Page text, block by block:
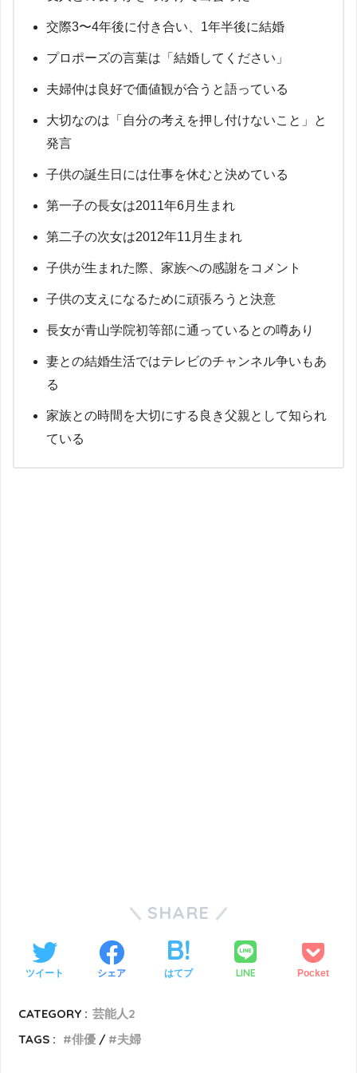
交際3〜4年後に付き合い、1年半後に結婚
プロポーズの言葉は「結婚してください」
夫婦仲は良好で価値観が合うと語っている
大切なのは「自分の考えを押し付けないこと」と
発言
子供の誕生日には仕事を休むと決めている
第一子の長女は2011年6月生まれ
第二子の次女は2012年11月生まれ
子供が生まれた際、家族への感謝をコメント
子供の支えになるために頑張ろうと決意
長女が青山学院初等部に通っているとの噂あり
妻との結婚生活ではテレビのチャンネル争いもあ
る
家族との時間を大切にする良き父親として知られ
ている
SHARE
ツイート シェア はてブ LINE Pocket
CATEGORY : 芸能人2
TAGS :
俳優 夫婦